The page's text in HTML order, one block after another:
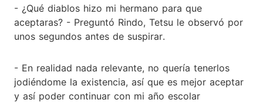
- ¿Qué diablos hizo mi hermano para que
aceptaras? - Preguntó Rindo, Tetsu le observó por
unos segundos antes de suspirar.
- En realidad nada relevante, no quería tenerlos
jodiéndome la existencia, así que es mejor aceptar
y así poder continuar con mi año escolar